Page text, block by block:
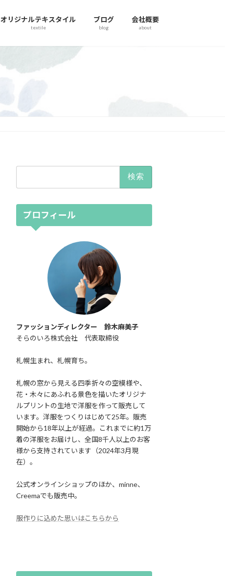
オリジナルテキスタイル
textile
ブログ
blog
会社概要
about
プロフィール
ファッションディレクター 鈴木麻美子
そらのいろ株式会社 代表取締役
札幌生まれ、札幌育ち。
札幌の窓から見える四季折々の空模様や、
花・木々にあふれる景色を描いたオリジナ
ルプリントの生地で洋服を作って販売して
います。洋服をつくりはじめて25年。販売
開始から18年以上が経過。これまでに約1万
着の洋服をお届けし、全国8千人以上のお客
様から支持されています（2024年3月現
在）。
公式オンラインショップのほか、minne、
Creemaでも販売中。
服作りに込めた思いはこちらから